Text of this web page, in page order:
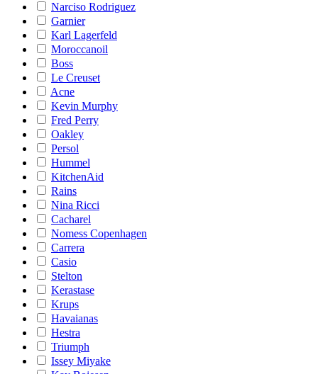
Narciso Rodriguez
Garnier
Karl Lagerfeld
Moroccanoil
Boss
Le Creuset
Acne
Kevin Murphy
Fred Perry
Oakley
Persol
Hummel
KitchenAid
Rains
Nina Ricci
Cacharel
Nomess Copenhagen
Carrera
Casio
Stelton
Kerastase
Krups
Havaianas
Hestra
Triumph
Issey Miyake